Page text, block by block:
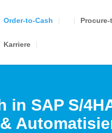
Order-to-Cash Procure-
Karriere
in SAP S/